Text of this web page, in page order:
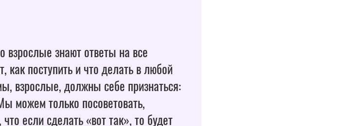
взрослые знают ответы на все
как поступить и что делать в любой
взрослые, должны себе признаться:
можем только посоветовать,
если сделать «вот так», то будет